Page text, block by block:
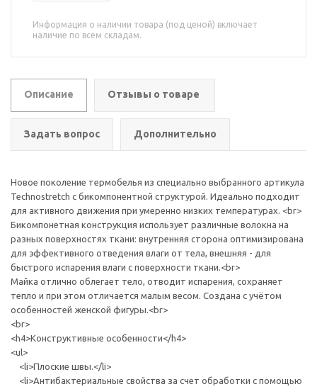
Информация о наличии товара (под ценой) включает
наличие по всем складам.
Описание Отзывы о товаре
Задать вопрос Дополнительно
Новое поколение термобелья из специально выбранного артикула
Technostretch с бикомпонентной структурой. Идеально подходит
для активного движения при умеренно низких температурах. <br>
Бикомпонетная конструкция использует различные волокна на
разных поверхностях ткани: внутренняя сторона оптимизирована
для эффективного отведения влаги от тела, внешняя - для
быстрого испарения влаги с поверхности ткани.<br>
Майка отлично облегает тело, отводит испарения, сохраняет
тепло и при этом отличается малым весом. Создана с учётом
особенностей женской фигуры.<br>
<br>
<h4>Конструктивные особенности</h4>
<ul>
<li>Плоские швы.</li>
<li>Антибактериальные свойства за счет обработки с помощью